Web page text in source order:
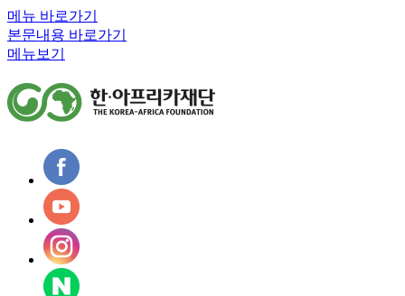
메뉴 바로가기
본문내용 바로가기
메뉴보기